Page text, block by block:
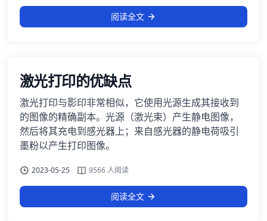
阅读全文
激光打印的优缺点
激光打印与影印非常相似，它使用光源生成其接收到
的图像的精确副本。光源（激光束）产生静电图像，
然后将其充电到感光器上；来自感光器的静电荷吸引
墨粉以产生打印图像。
2023-05-25 9566 人阅读
阅读全文